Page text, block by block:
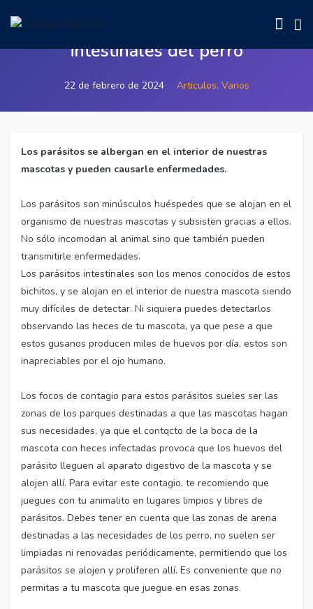
Introducción a los parásitos
intestinales del perro
22 de febrero de 2024 Articulos, Varios
Los parásitos se albergan en el interior de nuestras
mascotas y pueden causarle enfermedades.
Los parásitos son minúsculos huéspedes que se alojan en el
organismo de nuestras mascotas y subsisten gracias a ellos.
No sólo incomodan al animal sino que también pueden
transmitirle enfermedades.
Los parásitos intestinales son los menos conocidos de estos
bichitos, y se alojan en el interior de nuestra mascota siendo
muy difíciles de detectar. Ni siquiera puedes detectarlos
observando las heces de tu mascota, ya que pese a que
estos gusanos producen miles de huevos por día, estos son
inapreciables por el ojo humano.
Los focos de contagio para estos parásitos sueles ser las
zonas de los parques destinadas a que las mascotas hagan
sus necesidades, ya que el contqcto de la boca de la
mascota con heces infectadas provoca que los huevos del
parásito lleguen al aparato digestivo de la mascota y se
alojen allí. Para evitar este contagio, te recomiendo que
juegues con tu animalito en lugares limpios y libres de
parásitos. Debes tener en cuenta que las zonas de arena
destinadas a las necesidades de los perro, no suelen ser
limpiadas ni renovadas periódicamente, permitiendo que los
parásitos se alojen y proliferen allí. Es conveniente que no
permitas a tu mascota que juegue en esas zonas.